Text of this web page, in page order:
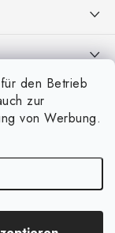
den Betrieb
zur
von Werbung.
und
vorbehalten.